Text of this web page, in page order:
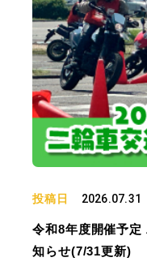
投稿日 2026.07.31
令和8年度開催予定
知らせ(7/31更新)